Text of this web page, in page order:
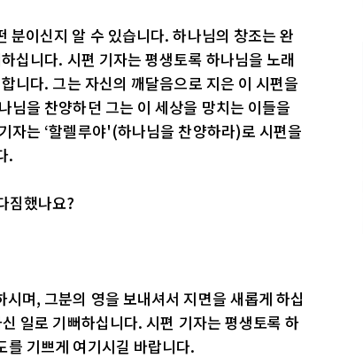
분이신지 알 수 있습니다. 하나님의 창조는 완
십니다. 시편 기자는 평생토록 하나님을 노래
니다. 그는 자신의 깨달음으로 지은 이 시편을
님을 찬양하던 그는 이 세상을 망치는 이들을
자는 ‘할렐루야'(하나님을 찬양하라)로 시편을
.
짐했나요?
며, 그분의 영을 보내셔서 지면을 새롭게 하십
일로 기뻐하십니다. 시편 기자는 평생토록 하
를 기쁘게 여기시길 바랍니다.